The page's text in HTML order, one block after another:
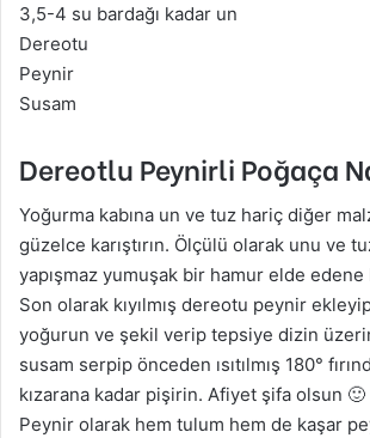
3,5-4 su bardağı kadar un
Dereotu
Peynir
Susam
Dereotlu Peynirli Poğaça
Yoğurma kabına un ve tuz hariç diğer
güzelce karıştırın. Ölçülü olarak unu ve
yapışmaz yumuşak bir hamur elde
Son olarak kıyılmış dereotu peynir
yoğurun ve şekil verip tepsiye dizin
susam serpip önceden ısıtılmış 180°
kızarana kadar pişirin. Afiyet şifa olsun 🙂
Peynir olarak hem tulum hem de kaşar